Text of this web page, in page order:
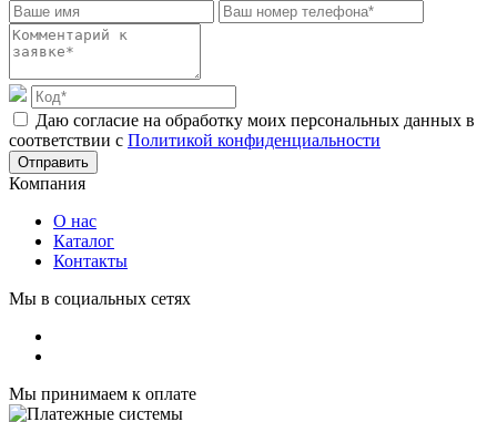
Даю согласие на обработку моих персональных данных в
соответствии с Политикой конфиденциальности
Отправить
Компания
О нас
Каталог
Контакты
Мы в социальных сетях
Мы принимаем к оплате